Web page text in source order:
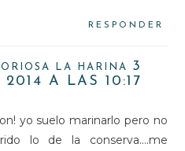
RESPONDER
LA HARINA
3
A LAS 10:17
yo suelo marinarlo pero no
lo de la conserva....me